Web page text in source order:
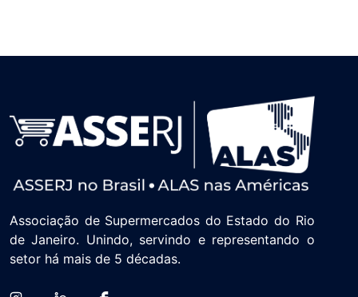
Associação de Supermercados do Estado do Rio
de Janeiro. Unindo, servindo e representando o
setor há mais de 5 décadas.